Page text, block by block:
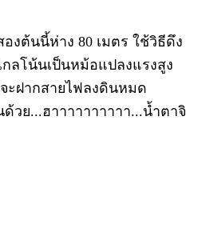
งต้นนี้ห่าง 80 เมตร ใช้วิธีดึง
ลโน้นเป็นหม้อแปลงแรงสูง
ะฝากสายไฟลงดินหมด
วย...ฮาาาาาาาาาา...น้ำตาจิ